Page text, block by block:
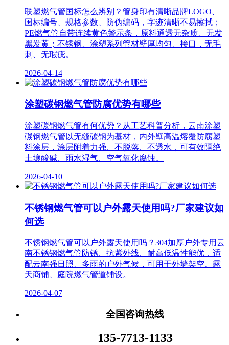
联塑燃气管国标怎么辨别？管身印有清晰品牌LOGO、
国标编号、规格参数、防伪编码，字迹清晰不易擦拭；
PE燃气管自带连续黄色警示条，原料通透无杂质、无发
黑发黄；不锈钢、涂塑系列管材壁厚均匀、接口，无毛
刺、无瑕疵。
2026-04-14
涂塑碳钢燃气管防腐优势有哪些
涂塑碳钢燃气管有何优势？从工艺科普分析，云南涂塑
碳钢燃气管以无缝碳钢为基材，内外壁高温熔覆防腐塑
料涂层，涂层附着力强、不脱落、不透水，可有效隔绝
土壤酸碱、雨水湿气、空气氧化腐蚀。
2026-04-10
不锈钢燃气管可以户外露天使用吗?厂家建议如
何选
不锈钢燃气管可以户外露天使用吗？304加厚户外专用云
南不锈钢燃气管防锈、抗紫外线、耐高低温性能优，适
配云南强日照、多雨的户外气候，可用于外墙架空、露
天商铺、庭院燃气管道铺设。
2026-04-07
全国咨询热线
135-7713-1133